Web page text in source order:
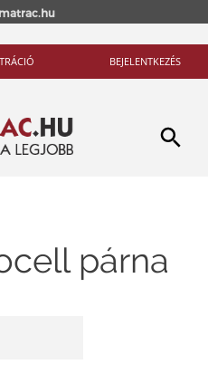
BEJELENTKEZÉS
párna